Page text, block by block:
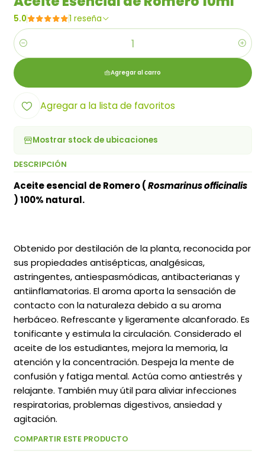
5.0 1 reseña
Cantidad
Agregar al carro
Agregar a la lista de favoritos
Mostrar stock de ubicaciones
DESCRIPCIÓN
Aceite esencial de Romero (Rosmarinus officinalis
) 100% natural.
Obtenido por destilación de la planta, reconocida por
sus propiedades antisépticas, analgésicas,
astringentes, antiespasmódicas, antibacterianas y
antiinflamatorias. El aroma aporta la sensación de
contacto con la naturaleza debido a su aroma
herbáceo. Refrescante y ligeramente alcanforado. Es
tonificante y estimula la circulación. Considerado el
aceite de los estudiantes, mejora la memoria, la
atención y la concentración. Despeja la mente de
confusión y fatiga mental. Actúa como antiestrés y
relajante. También muy útil para aliviar infecciones
respiratorias, problemas digestivos, ansiedad y
agitación.
COMPARTIR ESTE PRODUCTO